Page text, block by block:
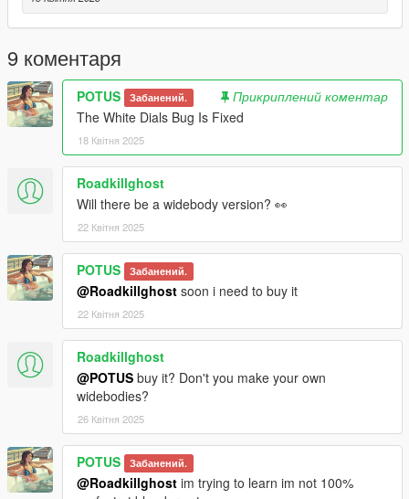
Credits:
RockStar - original model
Dre aka Me: Modifications
Papi: Flip Plate Animation/Model
9 коментаря
POTUS Забанений.
Прикриплений коментар
The White Dials Bug Is Fixed
18 Квітня 2025
Roadkillghost
Will there be a widebody version? 👀
22 Квітня 2025
POTUS Забанений.
@Roadkillghost soon i need to buy it
22 Квітня 2025
Roadkillghost
@POTUS buy it? Don't you make your own
widebodies?
26 Квітня 2025
POTUS Забанений.
@Roadkillghost im trying to learn im not 100%